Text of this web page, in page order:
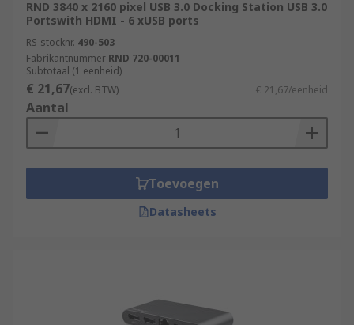
RND 3840 x 2160 pixel USB 3.0 Docking Station USB 3.0
Portswith HDMI - 6 xUSB ports
RS-stocknr. 490-503
Fabrikantnummer RND 720-00011
Subtotaal (1 eenheid)
€ 21,67(excl. BTW) € 21,67/eenheid
Aantal
Toevoegen
Datasheets